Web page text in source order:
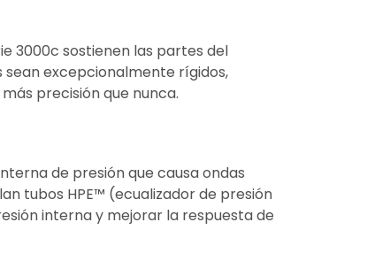
3000c sostienen las partes del
sean excepcionalmente rígidos,
precisión que nunca.
de presión que causa ondas
tubos HPE™ (ecualizador de presión
interna y mejorar la respuesta de